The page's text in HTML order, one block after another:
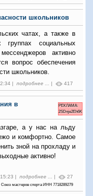
школьников
чатах, а также в
группах социальных
активно
вопрос обеспечения
школьников.
| подробнее ... | 417
в
РЕКЛАМА:
2SDnje2Eh6K
а у нас на льду
и комфортно. Самое
зной на прохладу и
активно!
| подробнее ... | 27
Союз мастеров спорта ИНН 7718289279